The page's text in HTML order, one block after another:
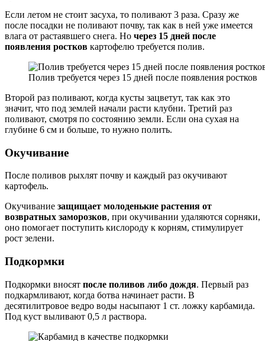
Если летом не стоит засуха, то поливают 3 раза. Сразу же
после посадки не поливают почву, так как в ней уже имеется
влага от растаявшего снега. Но через 15 дней после
появления ростков картофелю требуется полив.
Полив требуется через 15 дней после появления ростков
Второй раз поливают, когда кусты зацветут, так как это
значит, что под землей начали расти клубни. Третий раз
поливают, смотря по состоянию земли. Если она сухая на
глубине 6 см и больше, то нужно полить.
Окучивание
После поливов рыхлят почву и каждый раз окучивают
картофель.
Окучивание защищает молоденькие растения от
возвратных заморозков, при окучивании удаляются сорняки,
оно помогает поступить кислороду к корням, стимулирует
рост зелени.
Подкормки
Подкормки вносят после поливов либо дождя. Первый раз
подкармливают, когда ботва начинает расти. В
десятилитровое ведро воды насыпают 1 ст. ложку карбамида.
Под куст выливают 0,5 л раствора.